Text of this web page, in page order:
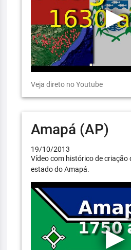
Veja direto no Youtube
Amapá (AP)
19/10/2013
Vídeo com histórico de criação
estado do Amapá.